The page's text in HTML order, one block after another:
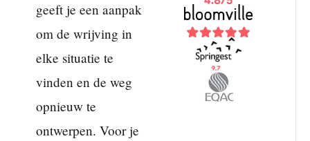
geeft je een aanpak
om de wrijving in
elke situatie te
vinden en de weg
opnieuw te
ontwerpen. Voor je